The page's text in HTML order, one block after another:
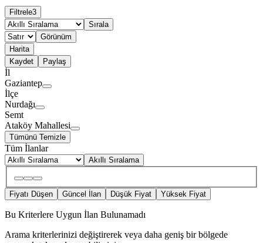
Filtrele3
Sırala
Görünüm
Harita
Kaydet
Paylaş
İl
Gaziantep
İlçe
Nurdağı
Semt
Ataköy Mahallesi
Tümünü Temizle
Tüm İlanlar
Akıllı Sıralama
Fiyatı Düşen Güncel İlan Düşük Fiyat Yüksek Fiyat
Bu Kriterlere Uygun İlan Bulunamadı
Arama kriterlerinizi değiştirerek veya daha geniş bir bölgede